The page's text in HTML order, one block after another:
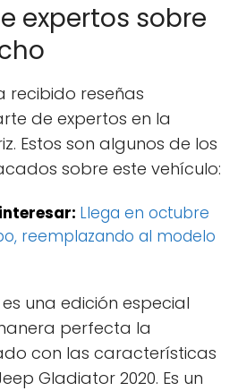
expertos sobre
recibido reseñas
de expertos en la
Estos son algunos de los
sobre este vehículo:
Llega en octubre
reemplazando al modelo
una edición especial
perfecta la
con las características
Gladiator 2020. Es un